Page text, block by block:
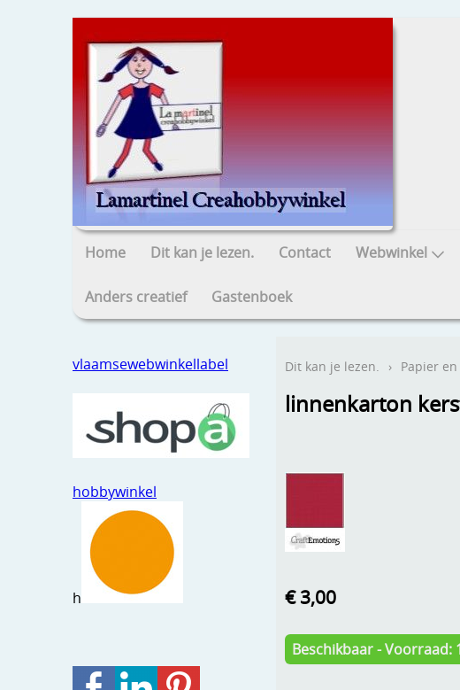
Home Dit kan je lezen. Contact Webwinkel
Anders creatief Gastenboek
vlaamsewebwinkellabel
hobbywinkel
h
Dit kan je lezen. › Papier
linnenkarton
€ 3,00
Beschikbaar - Voorraad: